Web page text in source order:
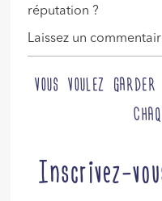
réputation ?
Laissez un
VOUS VOULEZ
Inscrivez-